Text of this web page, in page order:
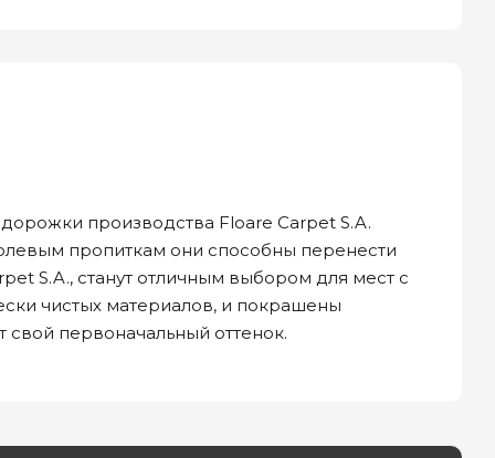
производства Floare Carpet S.A.
пропиткам они способны перенести
S.A., станут отличным выбором для мест с
чистых материалов, и покрашены
первоначальный оттенок.